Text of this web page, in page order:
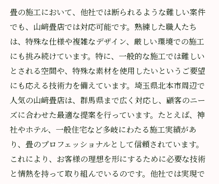
畳の施工において、他社では断られるような難しい案件
でも、山﨑畳店では対応可能です。熟練した職人たち
は、特殊な仕様や複雑なデザイン、厳しい環境での施工
にも挑み続けています。特に、一般的な施工では難しい
とされる空間や、特殊な素材を使用したいというご要望
にも応える技術力を備えています。埼玉県北本市周辺で
人気の山﨑畳店は、群馬県まで広く対応し、顧客のニー
ズに合わせた最適な提案を行っています。たとえば、神
社やホテル、一般住宅など多岐にわたる施工実績があ
り、畳のプロフェッショナルとして信頼されています。
これにより、お客様の理想を形にするために必要な技術
と情熱を持って取り組んでいるのです。他社では実現で